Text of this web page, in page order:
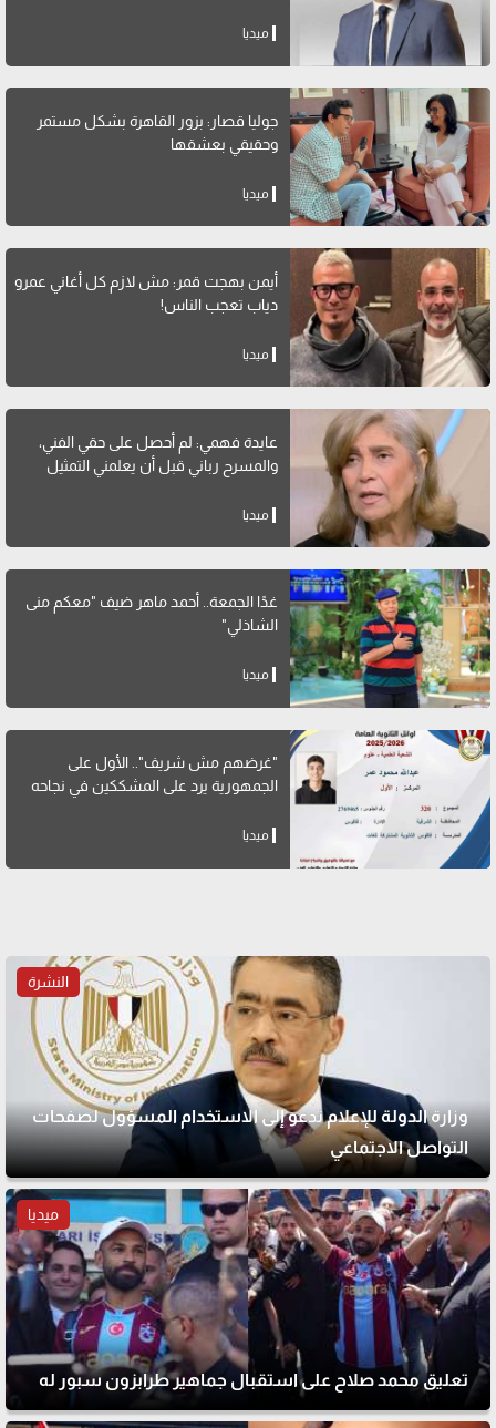
ميديا
جوليا قصار: بزور القاهرة بشكل مستمر
وحقيقي بعشقها
ميديا
أيمن بهجت قمر: مش لازم كل أغاني عمرو
دياب تعجب الناس!
ميديا
عايدة فهمي: لم أحصل على حقي الفني،
والمسرح رباني قبل أن يعلمني التمثيل
ميديا
غدًا الجمعة.. أحمد ماهر ضيف "معكم منى
الشاذلي"
ميديا
"غرضهم مش شريف".. الأول على
الجمهورية يرد على المشككين في نجاحه
ميديا
النشرة
وزارة الدولة للإعلام تدعو إلى الاستخدام المسؤول لصفحات
التواصل الاجتماعي
ميديا
تعليق محمد صلاح على استقبال جماهير طرابزون سبور له